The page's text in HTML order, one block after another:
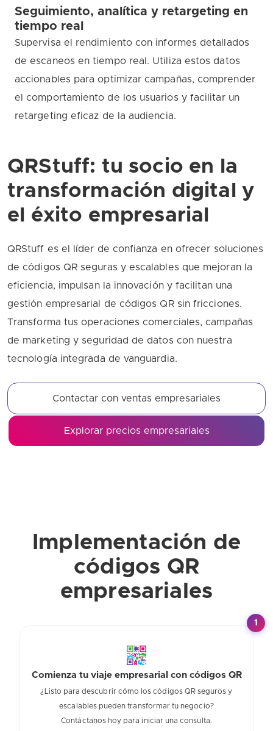
Seguimiento, analítica y retargeting en
tiempo real
Supervisa el rendimiento con informes detallados
de escaneos en tiempo real. Utiliza estos datos
accionables para optimizar campañas, comprender
el comportamiento de los usuarios y facilitar un
retargeting eficaz de la audiencia.
QRStuff: tu socio en la
transformación digital y
el éxito empresarial
QRStuff es el líder de confianza en ofrecer soluciones
de códigos QR seguras y escalables que mejoran la
eficiencia, impulsan la innovación y facilitan una
gestión empresarial de códigos QR sin fricciones.
Transforma tus operaciones comerciales, campañas
de marketing y seguridad de datos con nuestra
tecnología integrada de vanguardia.
Contactar con ventas empresariales
Explorar precios empresariales
Implementación de
códigos QR
empresariales
1
Comienza tu viaje empresarial con códigos QR
¿Listo para descubrir cómo los códigos QR seguros y
escalables pueden transformar tu negocio?
Contáctanos hoy para iniciar una consulta.